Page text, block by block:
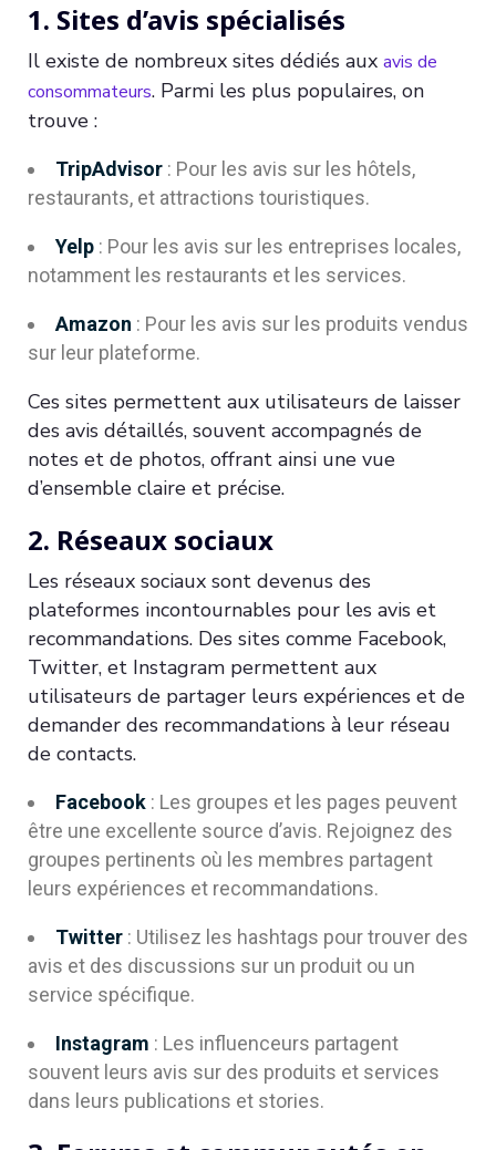
1. Sites d’avis spécialisés
Il existe de nombreux sites dédiés aux avis de
consommateurs. Parmi les plus populaires, on
trouve :
TripAdvisor : Pour les avis sur les hôtels,
restaurants, et attractions touristiques.
Yelp : Pour les avis sur les entreprises locales,
notamment les restaurants et les services.
Amazon : Pour les avis sur les produits vendus
sur leur plateforme.
Ces sites permettent aux utilisateurs de laisser
des avis détaillés, souvent accompagnés de
notes et de photos, offrant ainsi une vue
d’ensemble claire et précise.
2. Réseaux sociaux
Les réseaux sociaux sont devenus des
plateformes incontournables pour les avis et
recommandations. Des sites comme Facebook,
Twitter, et Instagram permettent aux
utilisateurs de partager leurs expériences et de
demander des recommandations à leur réseau
de contacts.
Facebook : Les groupes et les pages peuvent
être une excellente source d’avis. Rejoignez des
groupes pertinents où les membres partagent
leurs expériences et recommandations.
Twitter : Utilisez les hashtags pour trouver des
avis et des discussions sur un produit ou un
service spécifique.
Instagram : Les influenceurs partagent
souvent leurs avis sur des produits et services
dans leurs publications et stories.